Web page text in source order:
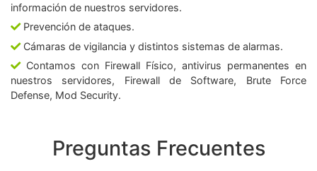
información de nuestros servidores.
Prevención de ataques.
Cámaras de vigilancia y distintos sistemas de alarmas.
Contamos con Firewall Físico, antivirus permanentes en
nuestros servidores, Firewall de Software, Brute Force
Defense, Mod Security.
Preguntas Frecuentes